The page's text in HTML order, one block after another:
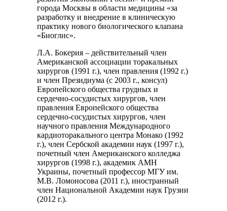
города Москвы в области медицины «за
разработку и внедрение в клиническую
практику нового биологического клапана
«Биоглис».
Л.А. Бокерия – действительный член
Американской ассоциации торакальных
хирургов (1991 г.), член правления (1992 г.)
и член Президиума (с 2003 г., консул)
Европейского общества грудных и
сердечно-сосудистых хирургов, член
правления Европейского общества
сердечно-сосудистых хирургов, член
научного правления Международного
кардиоторакального центра Монако (1992
г.), член Сербской академии наук (1997 г.),
почетный член Американского колледжа
хирургов (1998 г.), академик АМН
Украины, почетный профессор МГУ им.
М.В. Ломоносова (2011 г.), иностранный
член Национальной Академии наук Грузии
(2012 г.).